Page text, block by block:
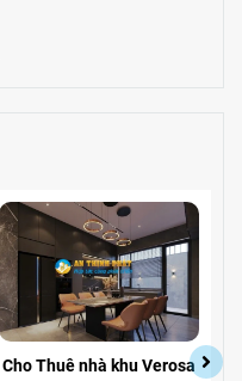
Cho Thuê nhà khu Verosa